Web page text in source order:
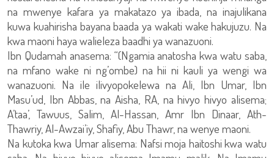
na mwenye kafara ya makatazo ya ibada, na inajulikana
kuwa kuahirisha bayana baada ya wakati wake hakujuzu. Na
kwa maoni haya walieleza baadhi ya wanazuoni.
Ibn Qudamah anasema: “(Ngamia anatosha kwa watu saba,
na mfano wake ni ng’ombe) na hii ni kauli ya wengi wa
wanazuoni. Na ile ilivyopokelewa na Ali, Ibn Umar, Ibn
Masu’ud, Ibn Abbas, na Aisha, RA, na hivyo hivyo alisema;
A’taa’, Tawuus, Salim, Al-Hassan, Amr Ibn Dinaar, Ath-
Thawriy, Al-Awzai’iy, Shafiy, Abu Thawr, na wenye maoni.
Na kutoka kwa Umar alisema: Nafsi moja haitoshi kwa watu